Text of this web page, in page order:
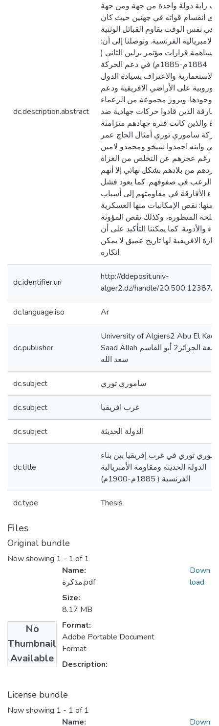
dc.description.abstract
راية دولة واحدة من جهة ومن جهة
انقسام قواته في جهتين حيث كان
في نفس الوقت يقاوم القبائل الوثنية
والامبريالية الفرنسية. وتوصلنا إلى أن:
مساهمة قرارات مؤتمر برلين الثاني (
1884م-1885م) في دعم الحركة
الاستعمارية والاعتراف بسيادة الدول
الأوروبية على الأراضي الافريقية ودعم
وجودها. وبروز مجموعة من الزعماء
الذين قادوا حركات جهادية ضد
والذين كانت فترة جهادهم متزامنة
ساموري توري أمثال الحاج عمر
وابنه احمدوا شيخو ومحمدو لامين
رغم عجزهم عن التخلص من الغزاة
من بلادهم بشكل نهائي إلا أنهم
الرعب في صفوفهم. كما يعود فشل
الأفارقة في مقاومتهم إلى أسباب
منها: نقص الإمكانيات منها العسكرية
المتطورة، وكذلك نقص المؤونة
والأدوية. كما يمكننا التأكيد على أن
الافريقية لها تاريخ عميق لا يمكن
انكاره.
dc.identifier.uri
http://ddeposit.univ-
alger2.dz/handle/20.500.12387/
dc.language.iso Ar
dc.publisher
University of Algiers2 Abu El
Saad Allah جامعة الجزائر2 أبو القاسم
سعد الله
dc.subject ساموري توري
dc.subject غرب افريقيا
dc.subject الدولة الحديثة
dc.title
توري في غرب إفريقيا بين بناء
الدولة الحديثة ومقاومة الأمبريالية
الفرنسية ( 1885م-1900م)
dc.type Thesis
Files
Original bundle
Now showing 1 - 1 of 1
No
Thumbnail
Available
Name:
مذكرة.pdf
Size:
8.17 MB
Format:
Adobe Portable Document
Format
Description:
Down
load
License bundle
Now showing 1 - 1 of 1
Name:
Down